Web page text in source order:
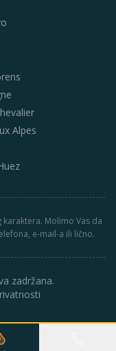
Alpes
Molimo Vas da
e-mail-a ili lično.
zadržana.